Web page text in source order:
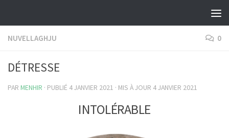
NUVELLAGHJU 0
DÉTRESSE
PAR MENHIR · PUBLIÉ 4 JANVIER 2021 · MIS À JOUR 4 JANVIER 2021
INTOLÉRABLE